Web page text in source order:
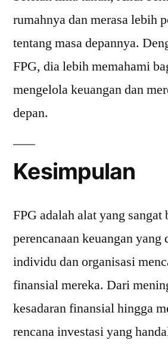
rumahnya dan merasa lebih
tentang masa depannya.
FPG, dia lebih memahami
mengelola keuangan dan
depan.
Kesimpulan
FPG adalah alat yang sangat
perencanaan keuangan yang
individu dan organisasi
finansial mereka. Dari
kesadaran finansial hingga
rencana investasi yang